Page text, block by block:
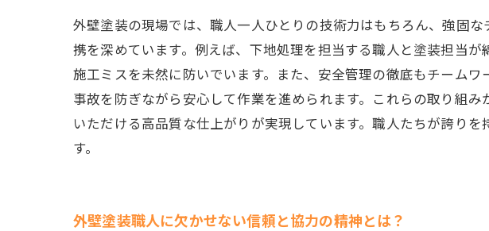
外壁塗装の現場では、職人一人ひとりの技術力はもちろん、強固
携を深めています。例えば、下地処理を担当する職人と塗装担当
施工ミスを未然に防いでいます。また、安全管理の徹底もチーム
事故を防ぎながら安心して作業を進められます。これらの取り組
いただける高品質な仕上がりが実現しています。職人たちが誇り
す。
外壁塗装職人に欠かせない信頼と協力の精神とは？